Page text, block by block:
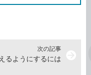
次の記事
るようにするには